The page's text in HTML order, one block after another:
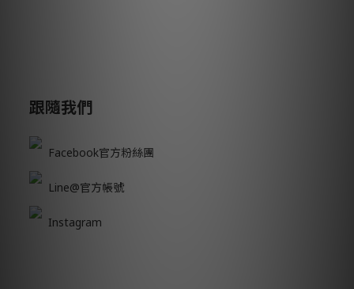
跟隨我們
Facebook官方粉絲團
Line@官方帳號
Instagram